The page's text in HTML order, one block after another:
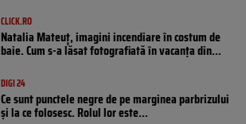
CLICK.RO
Natalia Mateuț, imagini incendiare în costum de
baie. Cum s-a lăsat fotografiată în vacanța din...
DIGI 24
Ce sunt punctele negre de pe marginea parbrizului
și la ce folosesc. Rolul lor este...